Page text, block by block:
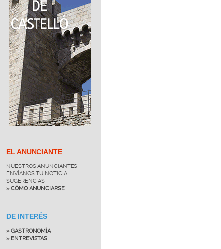
EL ANUNCIANTE
NUESTROS ANUNCIANTES
ENVÍANOS TU NOTICIA
SUGERENCIAS
» CÓMO ANUNCIARSE
DE INTERÉS
» GASTRONOMÍA
» ENTREVISTAS